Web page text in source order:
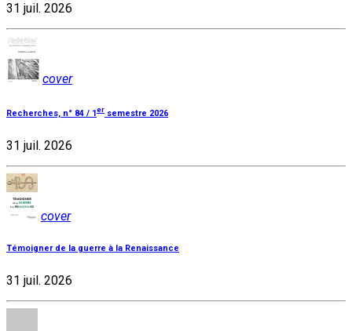
31 juil. 2026
cover
Recherches, n° 84 / 1er semestre 2026
31 juil. 2026
cover
Témoigner de la guerre à la Renaissance
31 juil. 2026